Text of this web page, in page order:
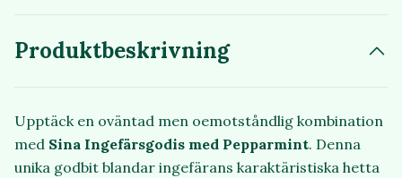
Produktbeskrivning
Upptäck en oväntad men oemotståndlig kombination
med Sina Ingefärsgodis med Pepparmint. Denna
unika godbit blandar ingefärans karaktäristiska hetta